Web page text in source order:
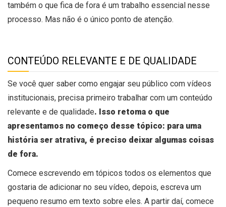
também o que fica de fora é um trabalho essencial nesse
processo. Mas não é o único ponto de atenção.
CONTEÚDO RELEVANTE E DE QUALIDADE
Se você quer saber como engajar seu público com vídeos
institucionais, precisa primeiro trabalhar com um conteúdo
relevante e de qualidade. Isso retoma o que
apresentamos no começo desse tópico: para uma
história ser atrativa, é preciso deixar algumas coisas
de fora.
Comece escrevendo em tópicos todos os elementos que
gostaria de adicionar no seu vídeo, depois, escreva um
pequeno resumo em texto sobre eles. A partir daí, comece